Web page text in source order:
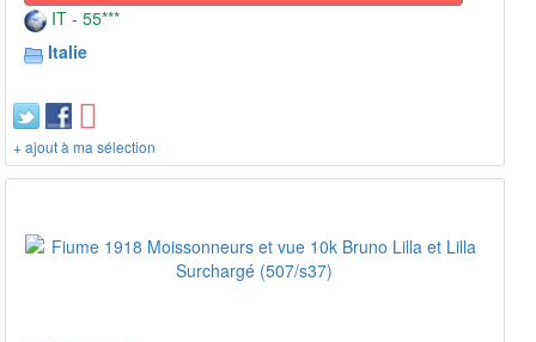
IT - 55***
Italie
+ ajout à ma sélection